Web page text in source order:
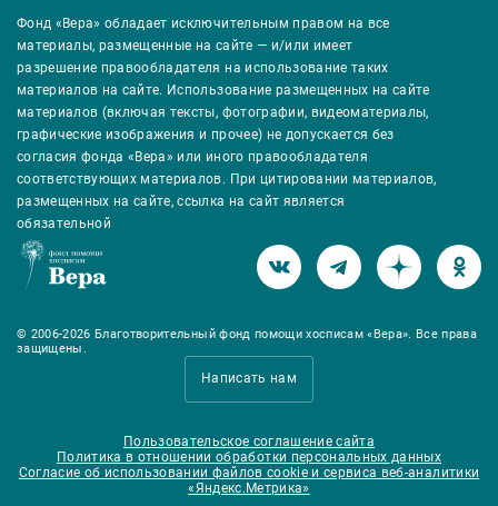
Фонд «Вера» обладает исключительным правом на все
материалы, размещенные на сайте — и/или имеет
разрешение правообладателя на использование таких
материалов на сайте. Использование размещенных на сайте
материалов (включая тексты, фотографии, видеоматериалы,
графические изображения и прочее) не допускается без
согласия фонда «Вера» или иного правообладателя
соответствующих материалов. При цитировании материалов,
размещенных на сайте, ссылка на сайт является
обязательной
© 2006-2026 Благотворительный фонд помощи хосписам «Вера». Все права
защищены.
Написать нам
Пользовательское соглашение сайта
Политика в отношении обработки персональных данных
Согласие об использовании файлов cookie и сервиса веб-аналитики
«Яндекс.Метрика»